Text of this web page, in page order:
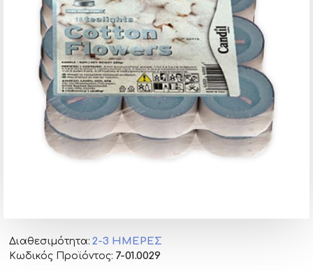
Διαθεσιμότητα: 2-3 ΗΜΈΡΕΣ
Κωδικός Προϊόντος: 7-01.0029